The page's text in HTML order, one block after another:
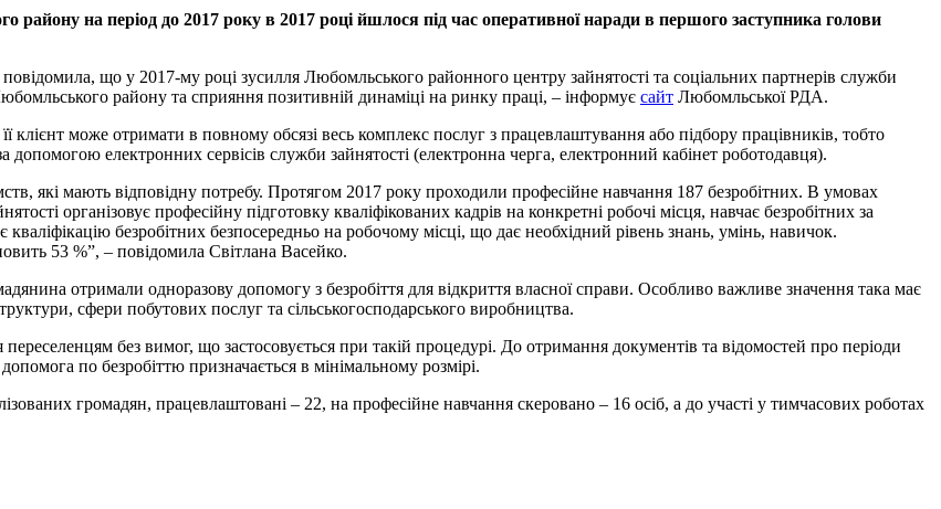
на період до 2017 року в 2017 році йшлося під час оперативної наради в першого заступника голови
повідомила, що у 2017-му році зусилля Любомльського районного центру зайнятості та соціальних партнерів служби
району та сприяння позитивній динаміці на ринку праці, – інформує сайт Любомльської РДА.
може отримати в повному обсязі весь комплекс послуг з працевлаштування або підбору працівників, тобто
допомогою електронних сервісів служби зайнятості (електронна черга, електронний кабінет роботодавця).
які мають відповідну потребу. Протягом 2017 року проходили професійне навчання 187 безробітних. В умовах
організовує професійну підготовку кваліфікованих кадрів на конкретні робочі місця, навчає безробітних за
безробітних безпосередньо на робочому місці, що дає необхідний рівень знань, умінь, навичок.
53 %”, – повідомила Світлана Васейко.
отримали одноразову допомогу з безробіття для відкриття власної справи. Особливо важливе значення така має
сфери побутових послуг та сільськогосподарського виробництва.
без вимог, що застосовується при такій процедурі. До отримання документів та відомостей про періоди
по безробіттю призначається в мінімальному розмірі.
громадян, працевлаштовані – 22, на професійне навчання скеровано – 16 осіб, а до участі у тимчасових роботах